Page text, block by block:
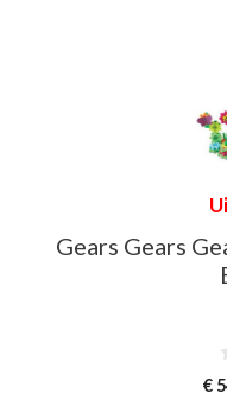
Gears Gears
0
€